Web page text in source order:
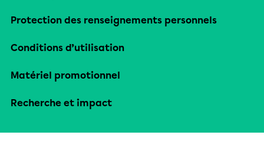
Protection des renseignements personnels
Conditions d’utilisation
Matériel promotionnel
Recherche et impact